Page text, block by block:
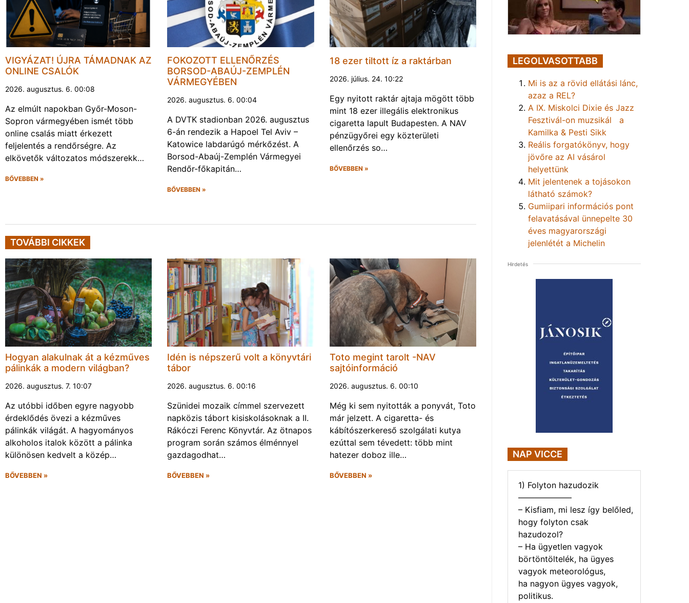
VIGYÁZAT! ÚJRA TÁMADNAK AZ
ONLINE CSALÓK
2026. augusztus. 6. 00:08
Az elmúlt napokban Győr-Moson-
Sopron vármegyében ismét több
online csalás miatt érkezett
feljelentés a rendőrségre. Az
elkövetők változatos módszerekk…
BŐVEBBEN »
FOKOZOTT ELLENŐRZÉS
BORSOD-ABAÚJ-ZEMPLÉN
VÁRMEGYÉBEN
2026. augusztus. 6. 00:04
A DVTK stadionban 2026. augusztus
6-án rendezik a Hapoel Tel Aviv –
Katowice labdarúgó mérkőzést. A
Borsod-Abaúj-Zemplén Vármegyei
Rendőr-főkapitán…
BŐVEBBEN »
18 ezer tiltott íz a raktárban
2026. július. 24. 10:22
Egy nyitott raktár ajtaja mögött több
mint 18 ezer illegális elektronikus
cigaretta lapult Budapesten. A NAV
pénzügyőrei egy közterületi
ellenőrzés so…
BŐVEBBEN »
TOVÁBBI CIKKEK
Hogyan alakulnak át a kézműves
pálinkák a modern világban?
2026. augusztus. 7. 10:07
Az utóbbi időben egyre nagyobb
érdeklődés övezi a kézműves
pálinkák világát. A hagyományos
alkoholos italok között a pálinka
különösen kedvelt a közép…
BŐVEBBEN »
Idén is népszerű volt a könyvtári
tábor
2026. augusztus. 6. 00:16
Szünidei mozaik címmel szervezett
napközis tábort kisiskolásoknak a II.
Rákóczi Ferenc Könyvtár. Az ötnapos
program során számos élménnyel
gazdagodhat…
BŐVEBBEN »
Toto megint tarolt -NAV
sajtóinformáció
2026. augusztus. 6. 00:10
Még ki sem nyitották a ponyvát, Toto
már jelzett. A cigaretta- és
kábítószerkereső szolgálati kutya
ezúttal sem tévedett: több mint
hatezer doboz ille…
BŐVEBBEN »
LEGOLVASOTTABB
Mi is az a rövid ellátási lánc,
azaz a REL?
A IX. Miskolci Dixie és Jazz
Fesztivál-on muzsikál a
Kamilka & Pesti Sikk
Reális forgatókönyv, hogy
jövőre az AI vásárol
helyettünk
Mit jelentenek a tojásokon
látható számok?
Gumiipari információs pont
felavatásával ünnepelte 30
éves magyarországi
jelenlétét a Michelin
Hirdetés
NAP VICCE
1) Folyton hazudozik
——————–
– Kisfiam, mi lesz így belőled,
hogy folyton csak
hazudozol?
– Ha ügyetlen vagyok
börtöntöltelék, ha ügyes
vagyok meteorológus,
ha nagyon ügyes vagyok,
politikus.